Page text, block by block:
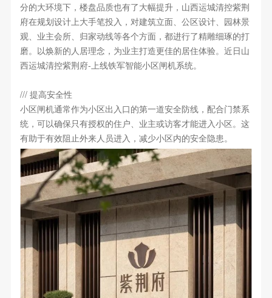
分的大环境下，楼盘品质也有了大幅提升，山西运城清控紫荆
府在规划设计上大手笔投入，对建筑立面、公区设计、园林景
观、业主会所、归家动线等各个方面，都进行了精雕细琢的打
磨。以焕新的人居理念，为业主打造更佳的居住体验。近日山
西运城清控紫荆府-上线铁军智能小区闸机系统。
/// 提高安全性
小区闸机通常作为小区出入口的第一道安全防线，配合门禁系
统，可以确保只有授权的住户、业主或访客才能进入小区。这
有助于有效阻止外来人员进入，减少小区内的安全隐患。